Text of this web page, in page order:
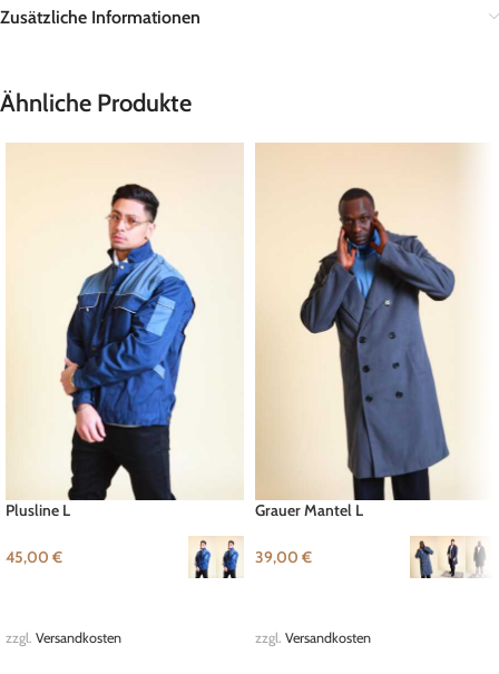
Zusätzliche Informationen
Ähnliche Produkte
Plusline L
45,00 €
zzgl. Versandkosten
Grauer Mantel L
39,00 €
zzgl. Versandkosten